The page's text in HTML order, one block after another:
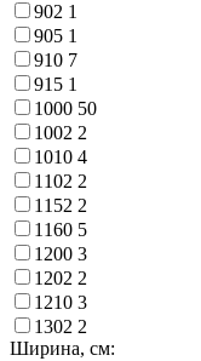
902 1
905 1
910 7
915 1
1000 50
1002 2
1010 4
1102 2
1152 2
1160 5
1200 3
1202 2
1210 3
1302 2
Ширина, см: